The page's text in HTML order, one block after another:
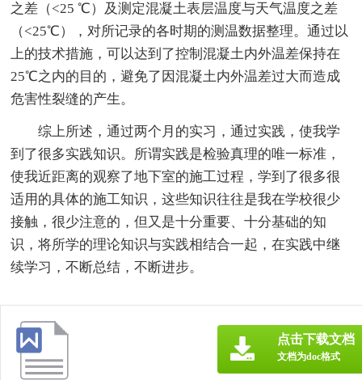
之差（<25 ℃）及测定混凝土表层温度与天气温度之差
（<25℃），对所记录的各时期的测温数据整理。通过以
上的技术措施，可以达到了控制混凝土内外温差保持在
25℃之内的目的，避免了因混凝土内外温差过大而造成
危害性裂缝的产生。
综上所述，通过两个月的实习，通过实践，使我学
到了很多实践知识。所谓实践是检验真理的唯一标准，
使我近距离的观察了地下室的施工过程，学到了很多很
适用的具体的施工知识，这些知识往往是我在学校很少
接触，很少注意的，但又是十分重要、十分基础的知
识，将所学的理论知识与实践相结合一起，在实践中继
续学习，不断总结，不断进步。
点击下载文档
文档为doc格式